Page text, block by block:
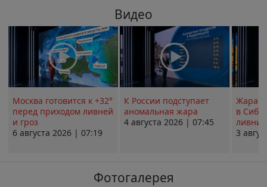
Видео
Москва готовится к +32°
перед приходом ливней
и гроз
6 августа 2026 | 07:19
К России подступает
аномальная жара
4 августа 2026 | 07:45
Жара в
в
ливни
3
Фотогалерея